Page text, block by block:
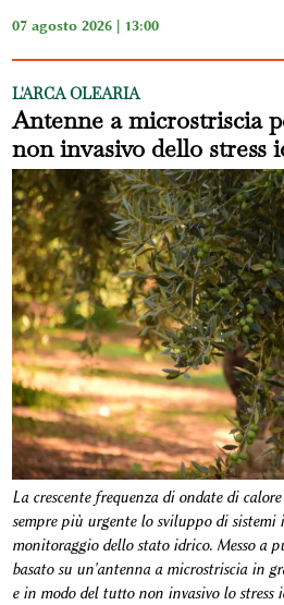
07 agosto 2026 | 13:00
L'ARCA OLEARIA
Antenne a microstriscia
non invasivo dello stress
La crescente frequenza di ondate di
sempre più urgente lo sviluppo di
monitoraggio dello stato idrico. Messo a
basato su un'antenna a microstriscia in
e in modo del tutto non invasivo lo stress